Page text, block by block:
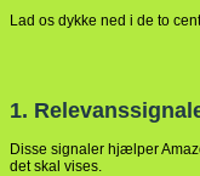
Lad os dykke ned i de to
1.
Disse signaler hjælper
det skal vises.